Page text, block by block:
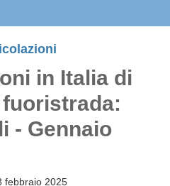
in Italia di
- Gennaio
febbraio 2025